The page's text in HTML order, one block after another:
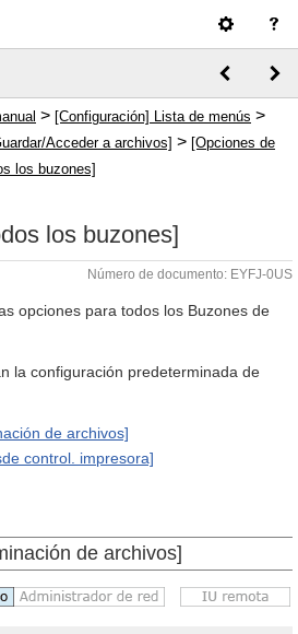
> [Configuración] Lista de menús >
Acceder a archivos] > [Opciones de
los buzones]
los buzones]
Número de documento: EYFJ-0US
opciones para todos los Buzones de
la configuración predeterminada de
de archivos]
control. impresora]
de archivos]